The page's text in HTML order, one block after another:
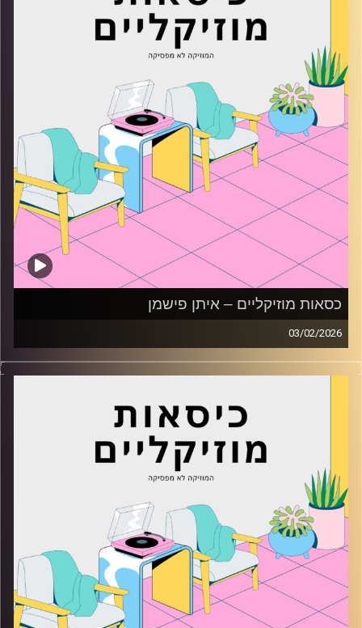
כסאות מוזיקליים – איתן פישמן
03/02/2026
כסאות מוזיקליים עם איתן פישמן